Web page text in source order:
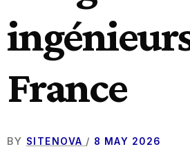
France
BY SITENOVA / 8 MAY 2026